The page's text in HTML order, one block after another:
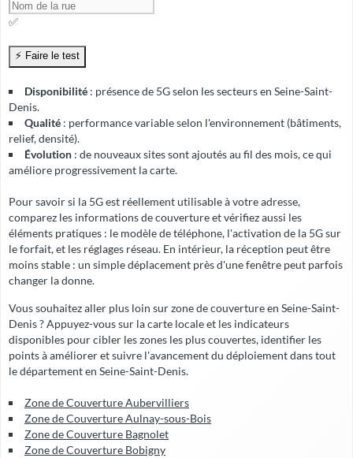
✅
Disponibilité : présence de 5G selon les secteurs en Seine-Saint-
Denis.
Qualité : performance variable selon l'environnement (bâtiments,
relief, densité).
Évolution : de nouveaux sites sont ajoutés au fil des mois, ce qui
améliore progressivement la carte.
Pour savoir si la 5G est réellement utilisable à votre adresse,
comparez les informations de couverture et vérifiez aussi les
éléments pratiques : le modèle de téléphone, l'activation de la 5G sur
le forfait, et les réglages réseau. En intérieur, la réception peut être
moins stable : un simple déplacement près d'une fenêtre peut parfois
changer la donne.
Vous souhaitez aller plus loin sur zone de couverture en Seine-Saint-
Denis ? Appuyez-vous sur la carte locale et les indicateurs
disponibles pour cibler les zones les plus couvertes, identifier les
points à améliorer et suivre l'avancement du déploiement dans tout
le département en Seine-Saint-Denis.
Zone de Couverture Aubervilliers
Zone de Couverture Aulnay-sous-Bois
Zone de Couverture Bagnolet
Zone de Couverture Bobigny